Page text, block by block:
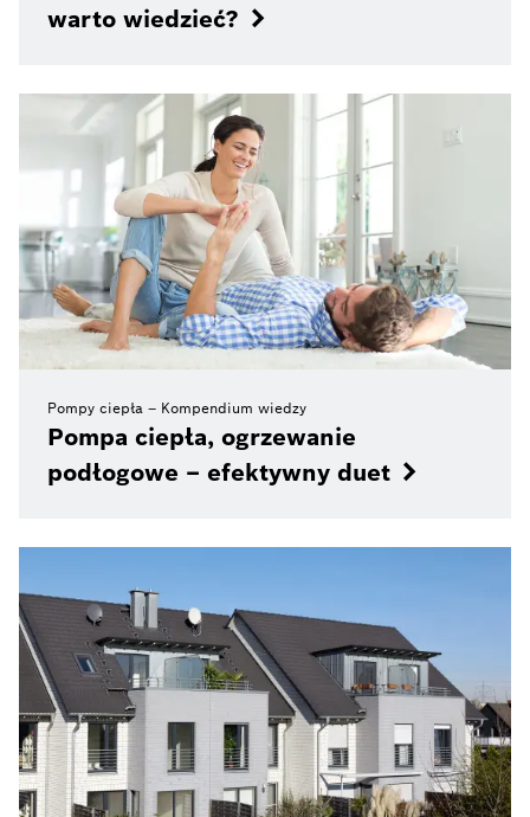
warto wiedzieć?
Pompy ciepła – Kompendium wiedzy
Pompa ciepła, ogrzewanie
podłogowe – efektywny duet